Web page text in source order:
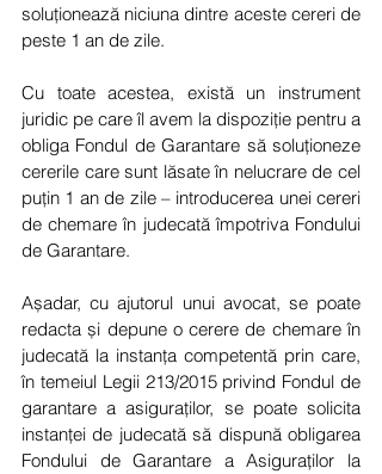
soluționează niciuna dintre aceste cereri de
peste 1 an de zile.
Cu toate acestea, există un instrument
juridic pe care îl avem la dispoziție pentru a
obliga Fondul de Garantare să soluționeze
cererile care sunt lăsate în nelucrare de cel
puțin 1 an de zile – introducerea unei cereri
de chemare în judecată împotriva Fondului
de Garantare.
Așadar, cu ajutorul unui avocat, se poate
redacta și depune o cerere de chemare în
judecată la instanța competentă prin care,
în temeiul Legii 213/2015 privind Fondul de
garantare a asiguraților, se poate solicita
instanței de judecată să dispună obligarea
Fondului de Garantare a Asiguraților la